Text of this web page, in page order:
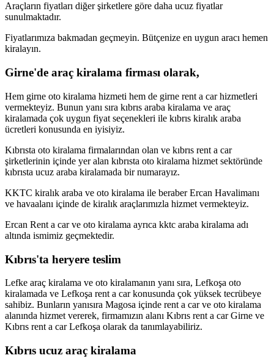
Araçların fiyatları diğer şirketlere göre daha ucuz fiyatlar
sunulmaktadır.
Fiyatlarımıza bakmadan geçmeyin. Bütçenize en uygun aracı hemen
kiralayın.
Girne'de araç kiralama firması olarak,
Hem girne oto kiralama hizmeti hem de girne rent a car hizmetleri
vermekteyiz. Bunun yanı sıra kıbrıs araba kiralama ve araç
kiralamada çok uygun fiyat seçenekleri ile kıbrıs kiralık araba
ücretleri konusunda en iyisiyiz.
Kıbrısta oto kiralama firmalarından olan ve kıbrıs rent a car
şirketlerinin içinde yer alan kıbrısta oto kiralama hizmet sektöründe
kıbrısta ucuz araba kiralamada bir numarayız.
KKTC kiralık araba ve oto kiralama ile beraber Ercan Havalimanı
ve havaalanı içinde de kiralık araçlarımızla hizmet vermekteyiz.
Ercan Rent a car ve oto kiralama ayrıca kktc araba kiralama adı
altında ismimiz geçmektedir.
Kıbrıs'ta heryere teslim
Lefke araç kiralama ve oto kiralamanın yanı sıra, Lefkoşa oto
kiralamada ve Lefkoşa rent a car konusunda çok yüksek tecrübeye
sahibiz. Bunların yanısıra Magosa içinde rent a car ve oto kiralama
alanında hizmet vererek, firmamızın alanı Kıbrıs rent a car Girne ve
Kıbrıs rent a car Lefkoşa olarak da tanımlayabiliriz.
Kıbrıs ucuz araç kiralama